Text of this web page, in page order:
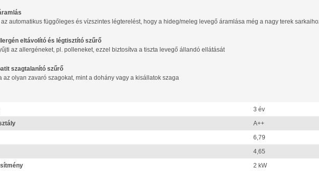
az automatikus függőleges és vízszintes légterelést, hogy a hideg/meleg levegő áramlása még a nagy terek
eltávolító és légtisztító szűrő
az allergéneket, pl. polleneket, ezzel biztosítva a tiszta levegő állandó ellátását
szagtalanító szűrő
az olyan zavaró szagokat, mint a dohány vagy a kisállatok szaga
3 év
A++
6,79
4,65
2 kW